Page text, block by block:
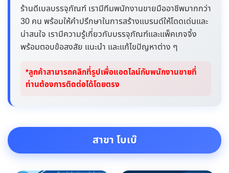
ร้านดีเบลบรรจุภัณฑ์ เรามีทีมพนักงานขายมืออาชีพมากกว่า
30 คน พร้อมให้คำปรึกษาในการสร้างแบรนด์ให้โดดเด่นและ
น่าสนใจ เรามีความรู้เกี่ยวกับบรรจุภัณฑ์และแพ็คเกจจิ้ง
พร้อมตอบข้อสงสัย แนะนำ และแก้ไขปัญหาต่าง ๆ
*ลูกค้าสามารถคลิกที่รูปเพื่อแอดไลน์กับพนักงานขายที่
ท่านต้องการติดต่อได้โดยตรง
สาขา โบเบ๊